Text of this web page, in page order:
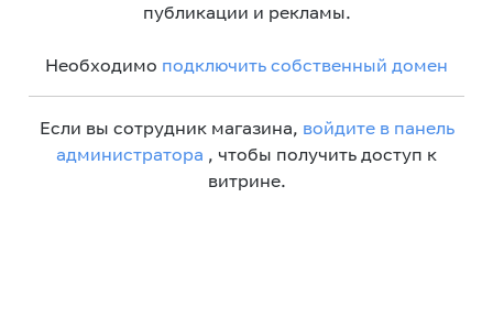
публикации и рекламы.
Необходимо подключить собственный домен
Если вы сотрудник магазина, войдите в панель
администратора , чтобы получить доступ к
витрине.